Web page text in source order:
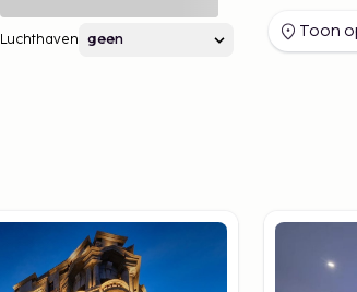
Luchthaven Toon